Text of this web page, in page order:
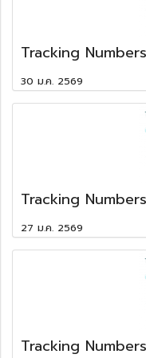
Tracking
30 ม.ค. 2569
Tracking
27 ม.ค. 2569
Tracking